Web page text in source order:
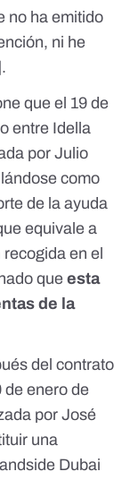
no ha emitido
ni he
que el 19 de
entre Idella
por Julio
como
de la ayuda
equivale a
en el
que esta
de la
del contrato
de enero de
por José
una
Dubai